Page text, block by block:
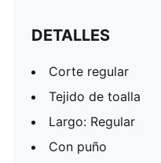
DETALLES
Corte regular
Tejido de toalla
Largo: Regular
Con puño